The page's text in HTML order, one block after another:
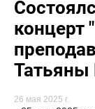
концерт
26 мая 2025 г.